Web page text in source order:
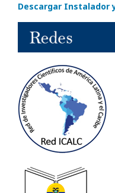
Descargar Instalador